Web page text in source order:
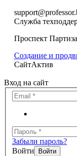
Служба
Проспект
Создание и
СайтАктив
Вход на сайт
Забыли пароль?
Войти